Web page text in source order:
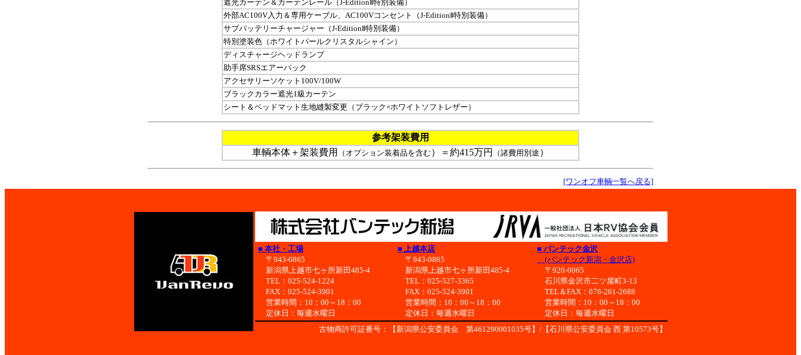
遮光カーテン＆カーテンレール（J‐EditionⅡ特別装備）
外部AC100V入力＆専用ケーブル、AC100Vコンセント（J‐EditionⅡ特別装備）
サブバッテリーチャージャー（J‐EditionⅡ特別装備）
特別塗装色（ホワイトパールクリスタルシャイン）
ディスチャージヘッドランプ
助手席SRSエアーバック
アクセサリーソケット100V/100W
ブラックカラー遮光1級カーテン
シート＆ベッドマット生地縫製変更（ブラック×ホワイトソフトレザー）
参考架装費用
車輌本体＋架装費用
（オプション装着品を含む）＝約415万円 （諸費用別途 ）
[ワンオフ車輌一覧へ戻る]
■ 本社・工場
〒943-0865
新潟県上越市七ヶ所新田485-4
TEL：025-524-1224
FAX：025-524-3901
営業時間：10：00～18：00
定休日：毎週水曜日
■ 上越本店
〒943-0865
新潟県上越市七ヶ所新田485-4
TEL：025-527-3365
FAX：025-524-3901
営業時間：10：00～18：00
定休日：毎週水曜日
■ バンテック金沢
(バンテック新潟・金沢店)
〒920-0065
石川県金沢市二ツ屋町3-13
TEL＆FAX：076-261-2688
営業時間：10：00～18：00
定休日：毎週水曜日
古物商許可証番号：【新潟県公安委員会 第461290001035号】/【石川県公安委員会 西 第10573号】